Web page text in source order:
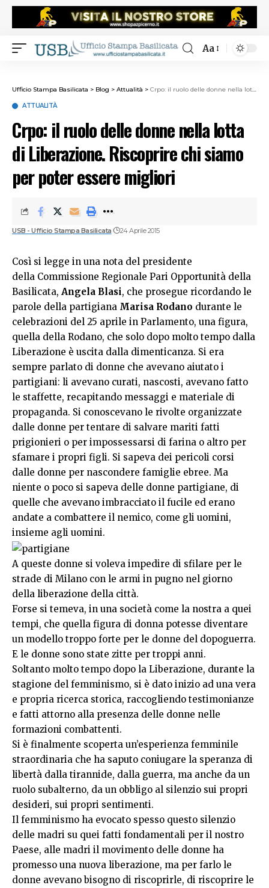
Aa
Ufficio Stampa Basilicata > Blog > Attualità > Crpo: il ruolo delle donne nella lotta di Liberazione. Riscoprire chi siamo per poter essere migliori
ATTUALITÀ
Crpo: il ruolo delle donne nella lotta
di Liberazione. Riscoprire chi siamo
per poter essere migliori
USB - Ufficio Stampa Basilicata 24 Aprile 2015
Così si legge in una nota del presidente
della Commissione Regionale Pari Opportunità della
Basilicata, Angela Blasi, che prosegue ricordando le
parole della partigiana Marisa Rodano durante le
celebrazioni del 25 aprile in Parlamento, una figura,
quella della Rodano, che solo dopo molto tempo dalla
Liberazione è uscita dalla dimenticanza. Si era
sempre parlato di donne che avevano aiutato i
partigiani: li avevano curati, nascosti, avevano fatto
le staffette, recapitando messaggi e materiale di
propaganda. Si conoscevano le rivolte organizzate
dalle donne per tentare di salvare mariti fatti
prigionieri o per impossessarsi di farina o altro per
sfamare i propri figli. Si sapeva dei pericoli corsi
dalle donne per nascondere famiglie ebree. Ma
niente o poco si sapeva delle donne partigiane, di
quelle che avevano imbracciato il fucile ed erano
andate a combattere il nemico, come gli uomini,
insieme agli uomini.
A queste donne si voleva impedire di sfilare per le
strade di Milano con le armi in pugno nel giorno
della liberazione della città.
Forse si temeva, in una società come la nostra a quei
tempi, che quella figura di donna potesse diventare
un modello troppo forte per le donne del dopoguerra.
E le donne sono state zitte per troppi anni.
Soltanto molto tempo dopo la Liberazione, durante la
stagione del femminismo, si è dato inizio ad una vera
e propria ricerca storica, raccogliendo testimonianze
e fatti attorno alla presenza delle donne nelle
formazioni combattenti.
Si è finalmente scoperta un’esperienza femminile
straordinaria che ha saputo coniugare la speranza di
libertà dalla tirannide, dalla guerra, ma anche da un
ruolo subalterno, da un obbligo al silenzio sui propri
desideri, sui propri sentimenti.
Il femminismo ha evocato spesso questo silenzio
delle madri su quei fatti fondamentali per il nostro
Paese, alle madri il movimento delle donne ha
promesso una nuova liberazione, ma per farlo le
donne avevano bisogno di riscoprirle, di riscoprire le